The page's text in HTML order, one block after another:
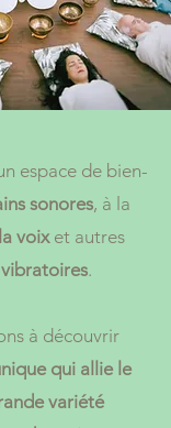
espace de bien-
sonores, à la
voix et autres
.
à découvrir
qui allie le
variété